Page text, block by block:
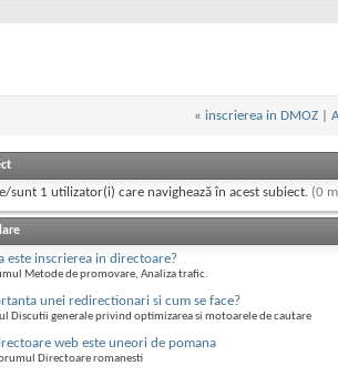
« inscrierea in DMOZ|
sunt 1 utilizator(i) care navighează în acest subiect. (0
este inscrierea in directoare?
Metode de promovare, Analiza trafic.
unei redirectionari si cum se face?
Discutii generale privind optimizarea si motoarele de cautare
web este uneori de pomana
Directoare romanesti